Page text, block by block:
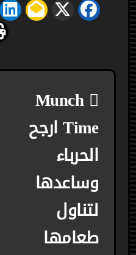
تصفّح
المقالات
Munch
Time ارجح
الحرباء
وساعدها
لتناول
طعامها